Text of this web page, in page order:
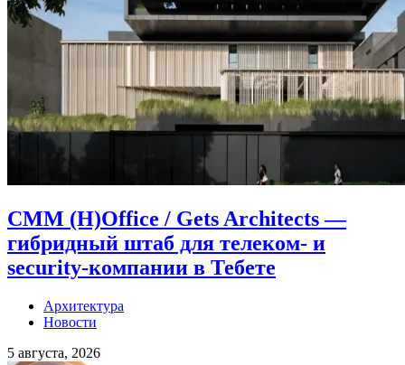
CMM (H)Office / Gets Architects —
гибридный штаб для телеком- и
security-компании в Тебете
Архитектура
Новости
5 августа, 2026